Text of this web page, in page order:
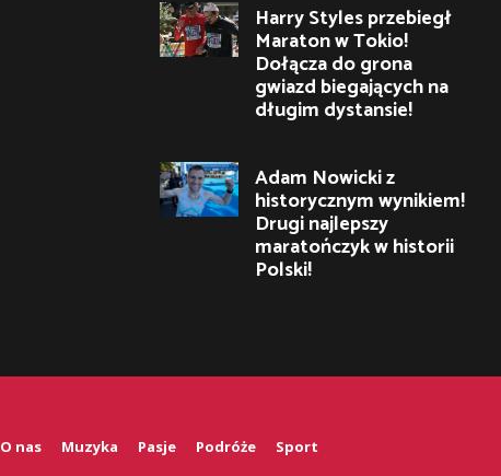
Harry Styles przebiegł
Maraton w Tokio!
Dołącza do grona
gwiazd biegających na
długim dystansie!
Adam Nowicki z
historycznym wynikiem!
Drugi najlepszy
maratończyk w historii
Polski!
O nas Muzyka Pasje Podróże Sport